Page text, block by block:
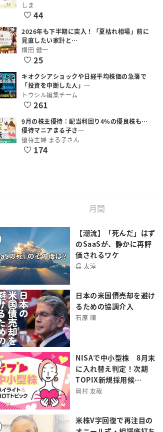
しま
44
2026年も下半期に突入！「夏枯れ相場」前に
見直したい家計と…
横田 健一
25
キオクシアショックや日経平均株価の急落で
「投資を中断した人」…
トウシル編集チーム
261
9月の株主優待：配当利回り4%の優良株も…
優待マニアまる子さ…
優待主婦 まる子さん
174
月間
【潮流】「死んだ」はず
のSaaSが、静かに再評
価されるワケ
呉 太淳
日本の米国債売却を避け
るための協調介入
石原 順
NISAで中小型株 8月末
に入れ替え判定！次期
TOPIX新規採用候…
岡村 友哉
米株V字回復で再注目の